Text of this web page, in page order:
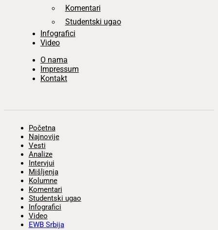
Komentari
Studentski ugao
Infografici
Video
O nama
Impressum
Kontakt
Početna
Najnovije
Vesti
Analize
Intervjui
Mišljenja
Kolumne
Komentari
Studentski ugao
Infografici
Video
EWB Srbija